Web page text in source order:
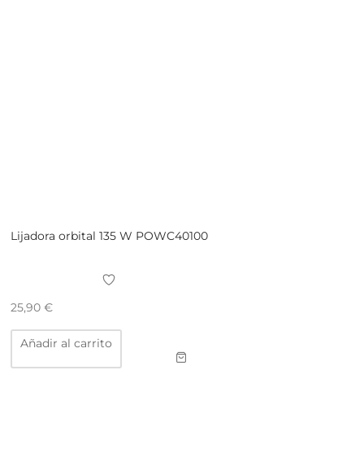
Lijadora orbital 135 W POWC40100
25,90 €
Añadir al carrito